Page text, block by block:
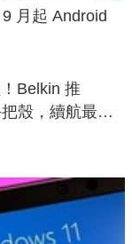
月起 Android
Belkin 推
殼，續航最高